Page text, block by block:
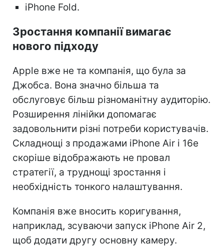
iPhone Fold.
Зростання компанії вимагає
нового підходу
Apple вже не та компанія, що була за
Джобса. Вона значно більша та
обслуговує більш різноманітну аудиторію.
Розширення лінійки допомагає
задовольнити різні потреби користувачів.
Складнощі з продажами iPhone Air і 16e
скоріше відображають не провал
стратегії, а труднощі зростання і
необхідність тонкого налаштування.
Компанія вже вносить коригування,
наприклад, зсуваючи запуск iPhone Air 2,
щоб додати другу основну камеру.